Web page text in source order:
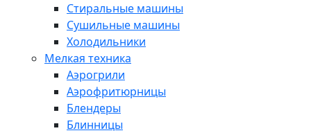
Стиральные машины
Сушильные машины
Холодильники
Мелкая техника
Аэрогрили
Аэрофритюрницы
Блендеры
Блинницы